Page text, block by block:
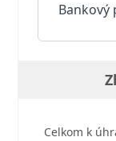
Bankový
Celkom k